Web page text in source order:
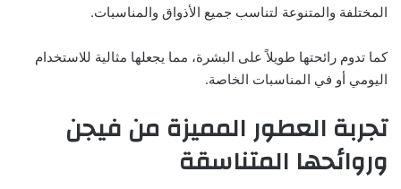
المختلفة والمتنوعة لتناسب جميع الأذواق والمناسبات.
كما تدوم رائحتها طويلاً على البشرة، مما يجعلها مثالية للاستخدام
اليومي أو في المناسبات الخاصة.
تجربة العطور المميزة من فيجن
وروائحها المتناسقة